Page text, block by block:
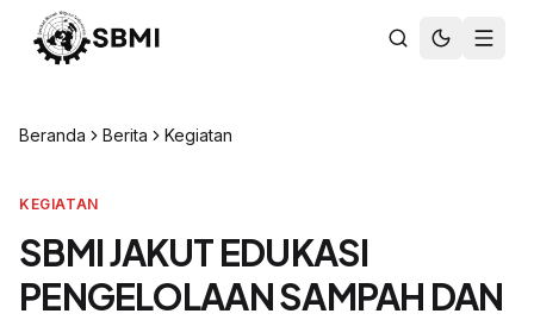
Beranda Berita Kegiatan
KEGIATAN
SBMI JAKUT EDUKASI
PENGELOLAAN SAMPAH DAN